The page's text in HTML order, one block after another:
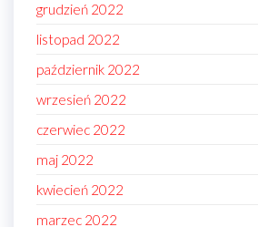
grudzień 2022
listopad 2022
październik 2022
wrzesień 2022
czerwiec 2022
maj 2022
kwiecień 2022
marzec 2022